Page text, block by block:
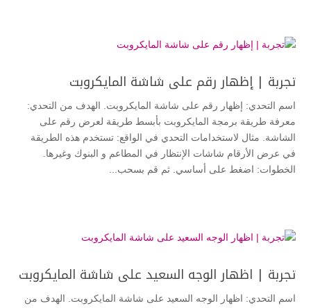
تجربة | إظهار رقم على شاشة المايكروبت
اسم التحدي: إظهار رقم على شاشة المايكروبت. الهدف من التحدي:
معرفة طريقة برمجة المايكروبت بأبسط طريقة لعرض رقم على
الشاشة. مثال لاستخدامات التحدي في الواقع: تستخدم هذه الطريقة
في عرض الأرقام شاشات الإنتظار في المطاعم و البنوك وغيرها.
الخطوات: اضغط على أساسي. ثم قم بسحب...
تجربة | اظهار الوجه السعيد على شاشة المايكروبت
اسم التحدي: اظهار الوجه السعيد على شاشة المايكروبت. الهدف من